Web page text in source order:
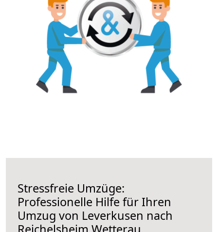
Stressfreie Umzüge:
Professionelle Hilfe für Ihren
Umzug von Leverkusen nach